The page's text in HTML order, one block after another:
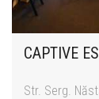
CAPTIVE
Str. Serg.